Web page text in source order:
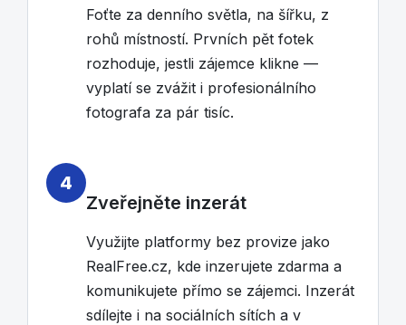
Foťte za denního světla, na šířku, z
rohů místností. Prvních pět fotek
rozhoduje, jestli zájemce klikne —
vyplatí se zvážit i profesionálního
fotografa za pár tisíc.
4
Zveřejněte inzerát
Využijte platformy bez provize jako
RealFree.cz, kde inzerujete zdarma a
komunikujete přímo se zájemci. Inzerát
sdílejte i na sociálních sítích a v